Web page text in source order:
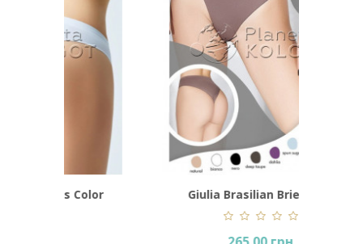
Giulia Brasilian Briefs Rib